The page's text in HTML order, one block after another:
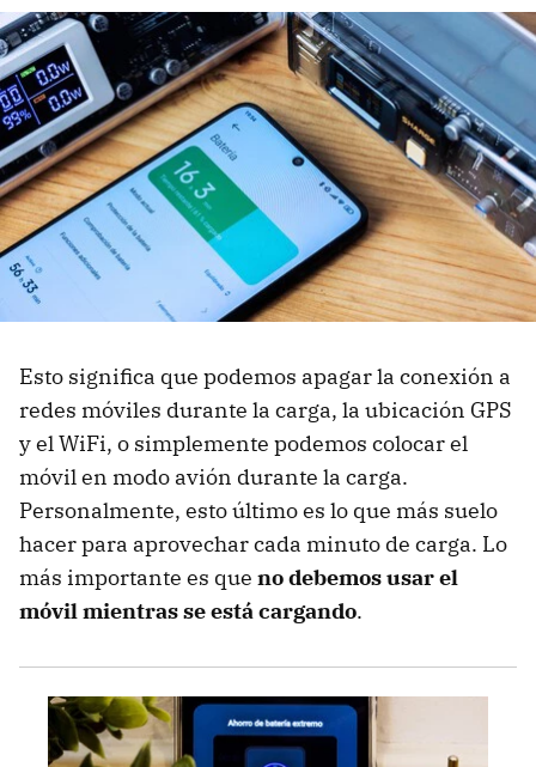
Esto significa que podemos apagar la conexión a
redes móviles durante la carga, la ubicación GPS
y el WiFi, o simplemente podemos colocar el
móvil en modo avión durante la carga.
Personalmente, esto último es lo que más suelo
hacer para aprovechar cada minuto de carga. Lo
más importante es que no debemos usar el
móvil mientras se está cargando.